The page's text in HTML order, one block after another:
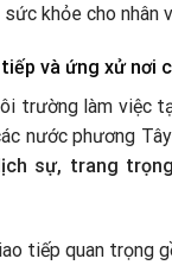
khỏe cho nhân
và ứng xử nơi
trường làm việc
nước phương
lịch sự, trang
tiếp quan trọng